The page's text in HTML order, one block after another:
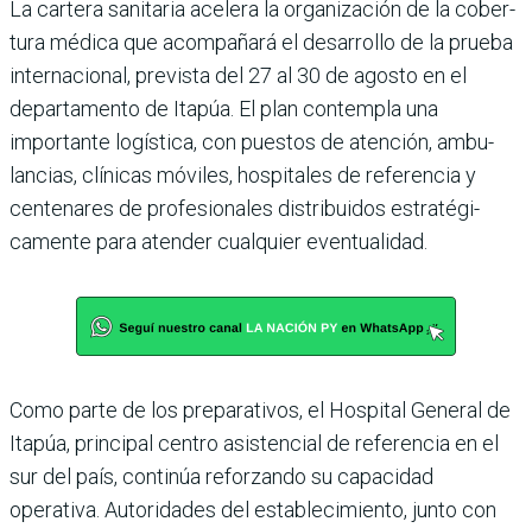
La cartera sanitaria acelera la organización de la cober­
tura médica que acom­pañará el desarrollo de la prueba
internacional, pre­vista del 27 al 30 de agosto en el
departamento de Ita­púa. El plan contempla una
importante logística, con puestos de atención, ambu­
lancias, clínicas móviles, hospitales de referencia y
centenares de profesiona­les distribuidos estratégi­
camente para atender cual­quier eventualidad.
Como parte de los prepa­rativos, el Hospital Gene­ral de
Itapúa, principal cen­tro asistencial de referencia en el
sur del país, continúa reforzando su capacidad
operativa. Autoridades del establecimiento, junto con